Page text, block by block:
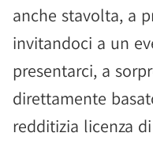
anche stavolta, a
invitandoci a un
presentarci, a
direttamente
redditizia licenza di